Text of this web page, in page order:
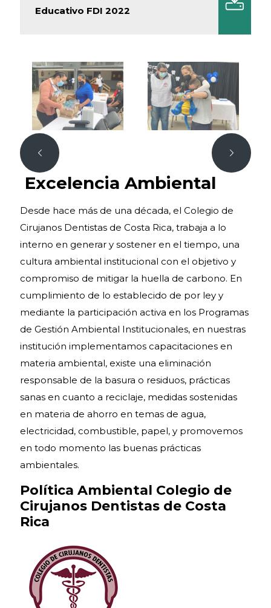
Educativo FDI 2022
Excelencia Ambiental
Desde hace más de una década, el Colegio de
Cirujanos Dentistas de Costa Rica, trabaja a lo
interno en generar y sostener en el tiempo, una
cultura ambiental institucional con el objetivo y
compromiso de mitigar la huella de carbono. En
cumplimiento de lo establecido de por ley y
mediante la participación activa en los Programas
de Gestión Ambiental Institucionales, en nuestras
institución implementamos capacitaciones en
materia ambiental, existe una eliminación
responsable de la basura o residuos, prácticas
sanas en cuanto a reciclaje, medidas sostenidas
en materia de ahorro en temas de agua,
electricidad, combustible, papel, y promovemos
en todo momento las buenas prácticas
ambientales.
Política Ambiental Colegio de
Cirujanos Dentistas de Costa
Rica